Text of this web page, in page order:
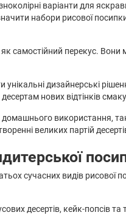
варіанти для
набори рисової
перекус. Вони
дизайнерські
нових відтінків
використання, так
великих партій
сучасних видів рисової
десертів, кейк-попсів